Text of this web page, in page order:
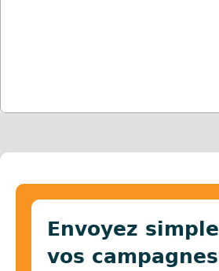
Envoyez
vos campagnes